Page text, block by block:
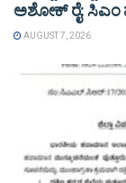
ಅಶೋಕ್ ರೈ: ಸಿಎಂ
AUGUST 7, 2026